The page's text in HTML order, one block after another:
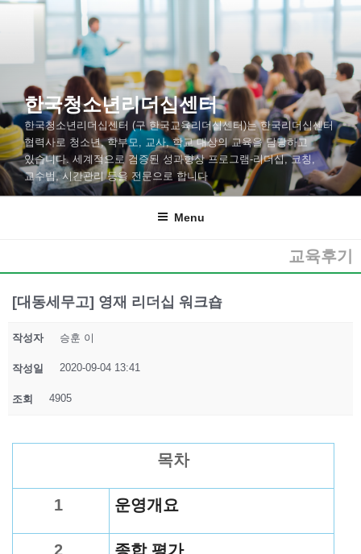
한국청소년리더십센터
한국청소년리더십센터 (구 한국교육리더십센터)는 한국리더십센터
협력사로 청소년, 학부모, 교사, 학교 대상의 교육을 담당하고
있습니다. 세계적으로 검증된 성과향상 프로그램-리더십, 코칭,
교수법, 시간관리 등을 전문으로 합니다
Menu
교육후기
[대동세무고] 영재 리더십 워크숍
작성자 승훈 이
작성일 2020-09-04 13:41
조회 4905
목차
1 운영개요
2 종합 평가